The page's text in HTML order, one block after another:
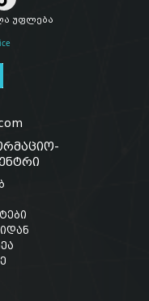
უფლება